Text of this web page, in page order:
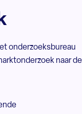
onderzoeksbureau
naar de